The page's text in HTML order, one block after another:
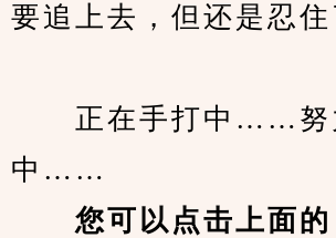
要追上去，但还是忍住
正在手打中……努
中……
您可以点击上面的